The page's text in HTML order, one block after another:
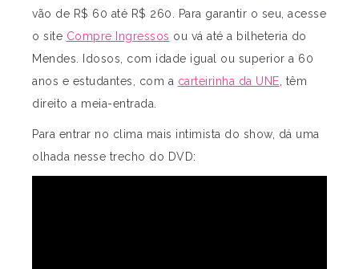
vão de R$ 60 até R$ 260. Para garantir o seu, acesse
o site Compre Ingressos ou vá até a bilheteria do
Mendes. Idosos, com idade igual ou superior a 60
anos e estudantes, com a carteirinha da UNE , têm
direito a meia-entrada.
Para entrar no clima mais intimista do show, dá uma
olhada nesse trecho do DVD: